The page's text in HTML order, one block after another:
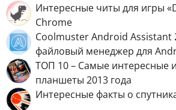
Интересные читы для игры
Chrome
Coolmuster Android Assistant
файловый менеджер для
ТОП 10 – Самые интересные
планшеты 2013 года
Интересные факты о